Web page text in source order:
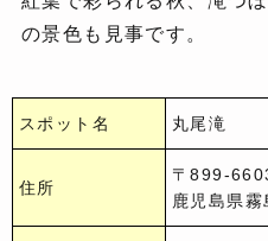
の景色も見事です。
スポット名 丸尾滝
住所
〒899-
鹿児島県